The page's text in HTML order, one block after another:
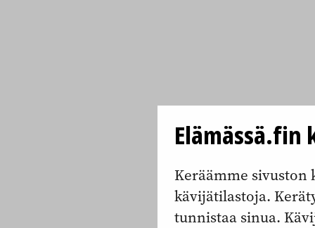
Keräämme sivuston
kävijätilastoja.
tunnistaa sinua.